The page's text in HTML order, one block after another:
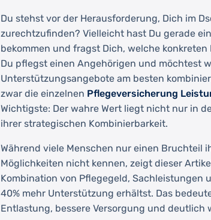
Du stehst vor der Herausforderung, Dich im
zurechtzufinden? Vielleicht hast Du gerade
bekommen und fragst Dich, welche
Du pflegst einen Angehörigen und möchtest
Unterstützungsangebote am besten
zwar die einzelnen Pflegeversicherung
Wichtigste: Der wahre Wert liegt nicht nur in
ihrer strategischen Kombinierbarkeit.
Während viele Menschen nur einen Bruchteil
Möglichkeiten nicht kennen, zeigt dieser
Kombination von Pflegegeld, Sachleistungen
40% mehr Unterstützung erhältst. Das
Entlastung, bessere Versorgung und deutlich